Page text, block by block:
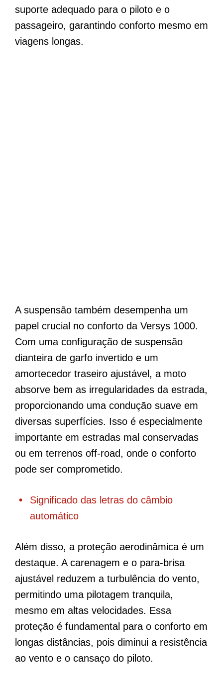
suporte adequado para o piloto e o
passageiro, garantindo conforto mesmo em
viagens longas.
A suspensão também desempenha um
papel crucial no conforto da Versys 1000.
Com uma configuração de suspensão
dianteira de garfo invertido e um
amortecedor traseiro ajustável, a moto
absorve bem as irregularidades da estrada,
proporcionando uma condução suave em
diversas superfícies. Isso é especialmente
importante em estradas mal conservadas
ou em terrenos off-road, onde o conforto
pode ser comprometido.
Significado das letras do câmbio
automático
Além disso, a proteção aerodinâmica é um
destaque. A carenagem e o para-brisa
ajustável reduzem a turbulência do vento,
permitindo uma pilotagem tranquila,
mesmo em altas velocidades. Essa
proteção é fundamental para o conforto em
longas distâncias, pois diminui a resistência
ao vento e o cansaço do piloto.